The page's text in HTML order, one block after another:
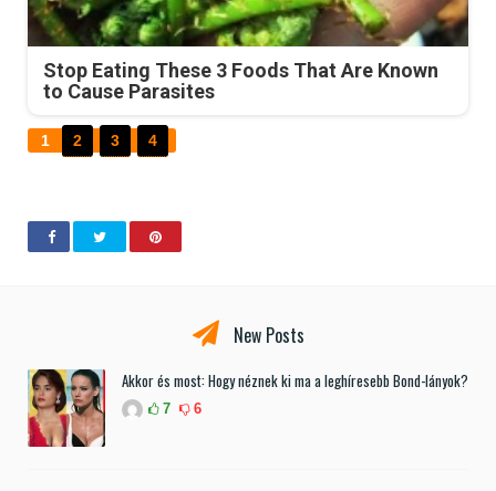
Stop Eating These 3 Foods That Are Known
to Cause Parasites
1 2 3 4
New Posts
Akkor és most: Hogy néznek ki ma a leghíresebb Bond-lányok?
7 6